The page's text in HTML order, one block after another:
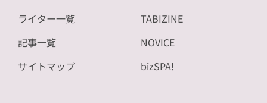
ライター一覧
記事一覧
サイトマップ
TABIZINE
NOVICE
bizSPA!